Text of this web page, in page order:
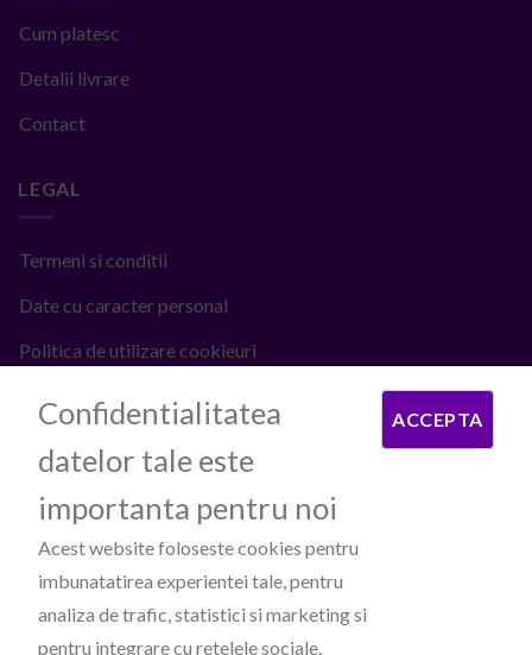
Cum platesc
Detalii livrare
Contact
LEGAL
Termeni si conditii
Date cu caracter personal
Politica de utilizare cookieuri
PROCESATOARE DE PLATI
Confidentialitatea
datelor tale este
importanta pentru noi
Acest website foloseste cookies pentru
imbunatatirea experientei tale, pentru
analiza de trafic, statistici si marketing si
pentru integrare cu retelele sociale.
ACCEPTA